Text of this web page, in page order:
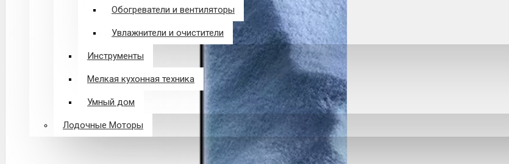
Обогреватели и вентиляторы
Увлажнители и очистители
Инструменты
Мелкая кухонная техника
Умный дом
Лодочные Моторы